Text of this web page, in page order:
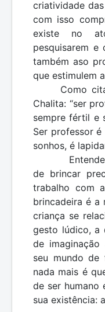
criatividade
com isso
existe no
pesquisarem e
também aso
que estimulem
Como
Chalita: “ser
sempre fértil e
Ser professor
sonhos, é
Entende-
de brincar
trabalho com
brincadeira é a
criança se
gesto lúdico, a
de
seu mundo de
nada mais é
de ser humano
sua existência: